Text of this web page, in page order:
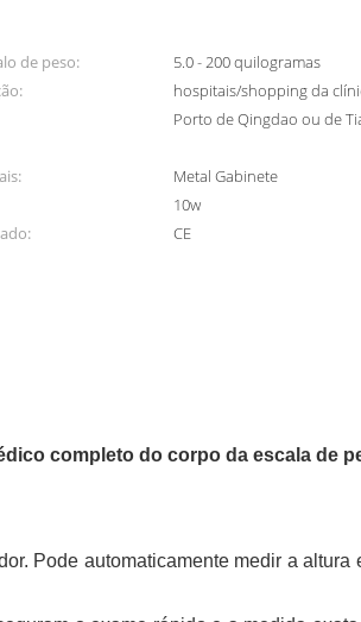
de peso:
5.0 - 200 quilogramas
hospitais/shopping da
Porto de Qingdao ou de
Metal Gabinete
10w
CE
completo do corpo da escala de
Pode automaticamente medir a